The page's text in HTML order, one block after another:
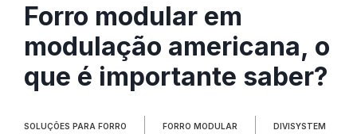
Forro modular em
modulação americana, o
que é importante saber?
SOLUÇÕES PARA FORRO FORRO MODULAR DIVISYSTEM